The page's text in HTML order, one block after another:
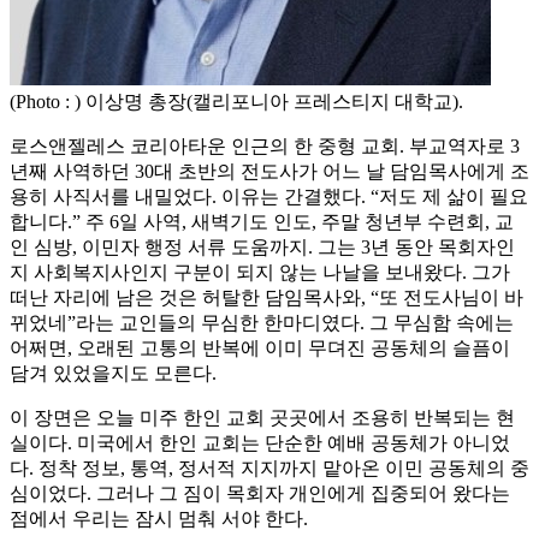
(Photo : ) 이상명 총장(캘리포니아 프레스티지 대학교).
로스앤젤레스 코리아타운 인근의 한 중형 교회. 부교역자로 3
년째 사역하던 30대 초반의 전도사가 어느 날 담임목사에게 조
용히 사직서를 내밀었다. 이유는 간결했다. “저도 제 삶이 필요
합니다.” 주 6일 사역, 새벽기도 인도, 주말 청년부 수련회, 교
인 심방, 이민자 행정 서류 도움까지. 그는 3년 동안 목회자인
지 사회복지사인지 구분이 되지 않는 나날을 보내왔다. 그가
떠난 자리에 남은 것은 허탈한 담임목사와, “또 전도사님이 바
뀌었네”라는 교인들의 무심한 한마디였다. 그 무심함 속에는
어쩌면, 오래된 고통의 반복에 이미 무뎌진 공동체의 슬픔이
담겨 있었을지도 모른다.
이 장면은 오늘 미주 한인 교회 곳곳에서 조용히 반복되는 현
실이다. 미국에서 한인 교회는 단순한 예배 공동체가 아니었
다. 정착 정보, 통역, 정서적 지지까지 맡아온 이민 공동체의 중
심이었다. 그러나 그 짐이 목회자 개인에게 집중되어 왔다는
점에서 우리는 잠시 멈춰 서야 한다.